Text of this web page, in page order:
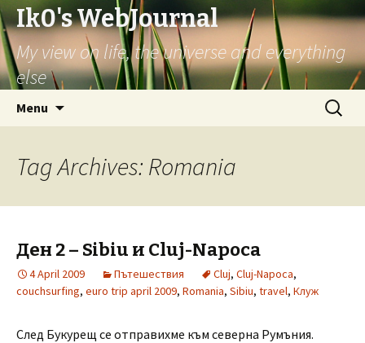
Ik0's WebJournal
My view on life, the universe and everything
else
Menu
Search
for:
Tag Archives: Romania
Ден 2 – Sibiu и Cluj-Napoca
4 April 2009 Пътешествия Cluj, Cluj-Napoca,
couchsurfing, euro trip april 2009, Romania, Sibiu, travel, Клуж
След Букурещ се отправихме към северна Румъния.